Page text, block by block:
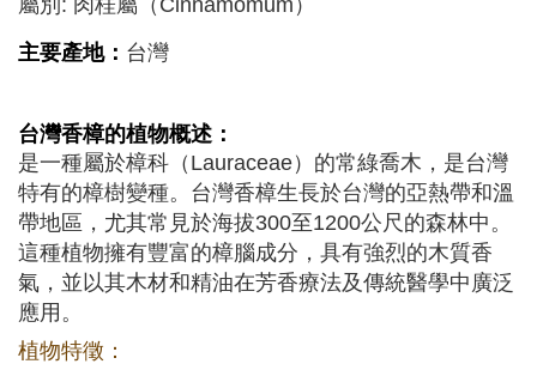
屬別: 肉桂屬（Cinnamomum）
主要產地： 台灣
台灣香樟的植物概述：
是一種屬於樟科（Lauraceae）的常綠喬木，是台灣
特有的樟樹變種。台灣香樟生長於台灣的亞熱帶和溫
帶地區，尤其常見於海拔300至1200公尺的森林中。
這種植物擁有豐富的樟腦成分，具有強烈的木質香
氣，並以其木材和精油在芳香療法及傳統醫學中廣泛
應用。
植物特徵：